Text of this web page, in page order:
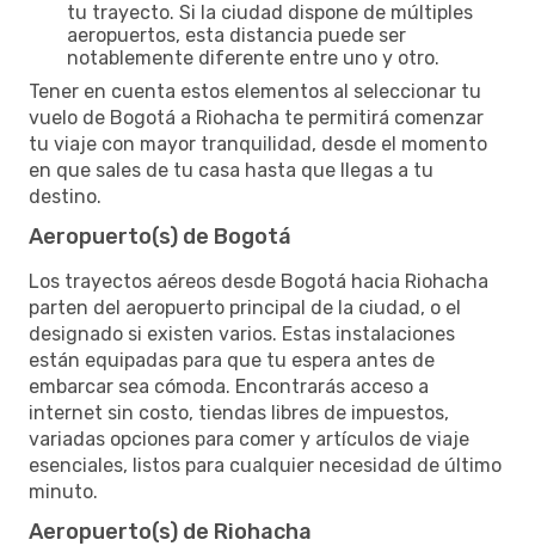
tu trayecto. Si la ciudad dispone de múltiples
aeropuertos, esta distancia puede ser
notablemente diferente entre uno y otro.
Tener en cuenta estos elementos al seleccionar tu
vuelo de Bogotá a Riohacha te permitirá comenzar
tu viaje con mayor tranquilidad, desde el momento
en que sales de tu casa hasta que llegas a tu
destino.
Aeropuerto(s) de Bogotá
Los trayectos aéreos desde Bogotá hacia Riohacha
parten del aeropuerto principal de la ciudad, o el
designado si existen varios. Estas instalaciones
están equipadas para que tu espera antes de
embarcar sea cómoda. Encontrarás acceso a
internet sin costo, tiendas libres de impuestos,
variadas opciones para comer y artículos de viaje
esenciales, listos para cualquier necesidad de último
minuto.
Aeropuerto(s) de Riohacha